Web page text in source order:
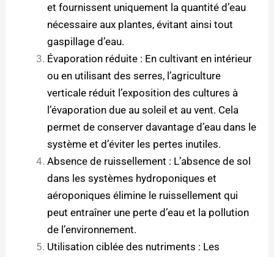
et fournissent uniquement la quantité d’eau
nécessaire aux plantes, évitant ainsi tout
gaspillage d’eau.
Évaporation réduite : En cultivant en intérieur
ou en utilisant des serres, l’agriculture
verticale réduit l’exposition des cultures à
l’évaporation due au soleil et au vent. Cela
permet de conserver davantage d’eau dans le
système et d’éviter les pertes inutiles.
Absence de ruissellement : L’absence de sol
dans les systèmes hydroponiques et
aéroponiques élimine le ruissellement qui
peut entraîner une perte d’eau et la pollution
de l’environnement.
Utilisation ciblée des nutriments : Les